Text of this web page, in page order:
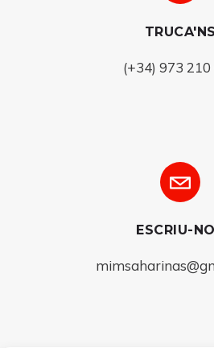
TRUCA'NS
(+34) 973 210
ESCRIU-